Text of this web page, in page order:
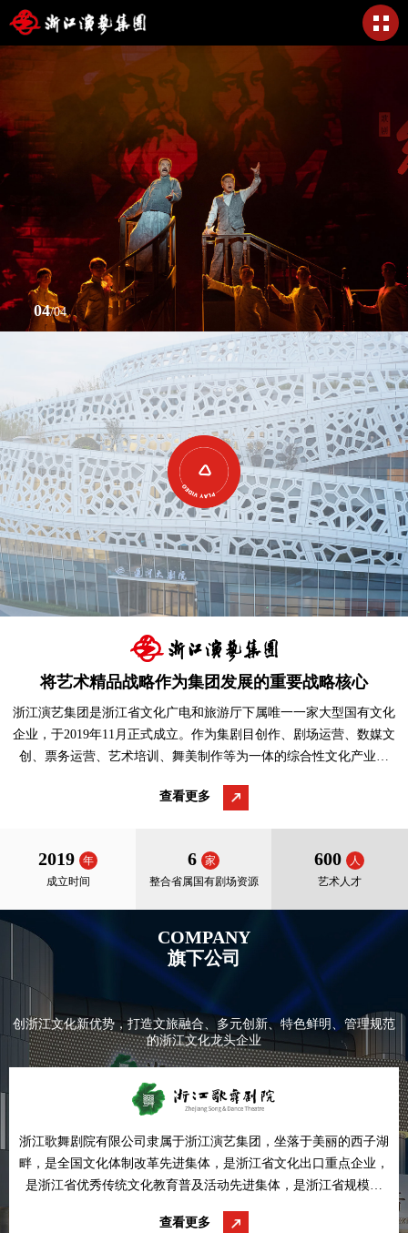
04/04
将艺术精品战略作为集团发展的重要战略核心
浙江演艺集团是浙江省文化广电和旅游厅下属唯一一家大型国有文化
企业，于2019年11月正式成立。作为集剧目创作、剧场运营、数媒文
创、票务运营、艺术培训、舞美制作等为一体的综合性文化产业集
查看更多
2019
年
成立时间
6
家
整合省属国有剧场资源
600
人
艺术人才
COMPANY
旗下公司
创浙江文化新优势，打造文旅融合、多元创新、特色鲜明、管理规范
的浙江文化龙头企业
浙江歌舞剧院有限公司隶属于浙江演艺集团，坐落于美丽的西子湖
畔，是全国文化体制改革先进集体，是浙江省文化出口重点企业，
是浙江省优秀传统文化教育普及活动先进集体，是浙江省规模较
查看更多